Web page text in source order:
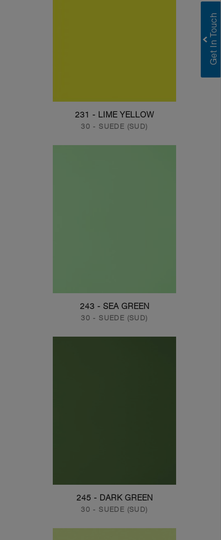
231 - LIME YELLOW
30 - SUEDE (SUD)
243 - SEA GREEN
30 - SUEDE (SUD)
245 - DARK GREEN
30 - SUEDE (SUD)